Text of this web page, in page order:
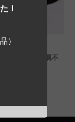
and other
イツ警察 所属不
！
）